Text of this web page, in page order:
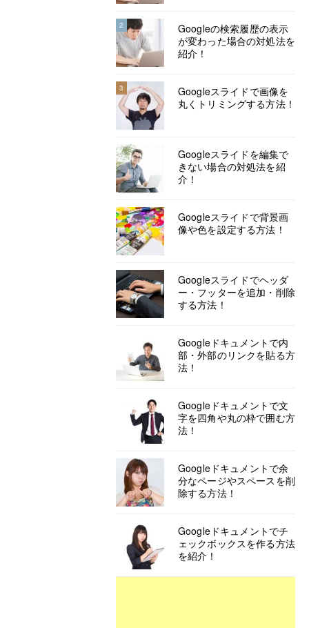
2
Googleの検索履歴の表示
が変わった場合の対処法を
紹介！
3
Googleスライドで画像を
丸くトリミングする方法！
Googleスライドを編集で
きない場合の対処法を紹
介！
Googleスライドで背景画
像や色を設定する方法！
Googleスライドでヘッダ
ー・フッターを追加・削除
する方法！
Googleドキュメントで内
部・外部のリンクを貼る方
法！
Googleドキュメントで文
字を四角や丸の枠で囲む方
法！
Googleドキュメントで余
分なページやスペースを削
除する方法！
Googleドキュメントでチ
ェックボックスを作る方法
を紹介！